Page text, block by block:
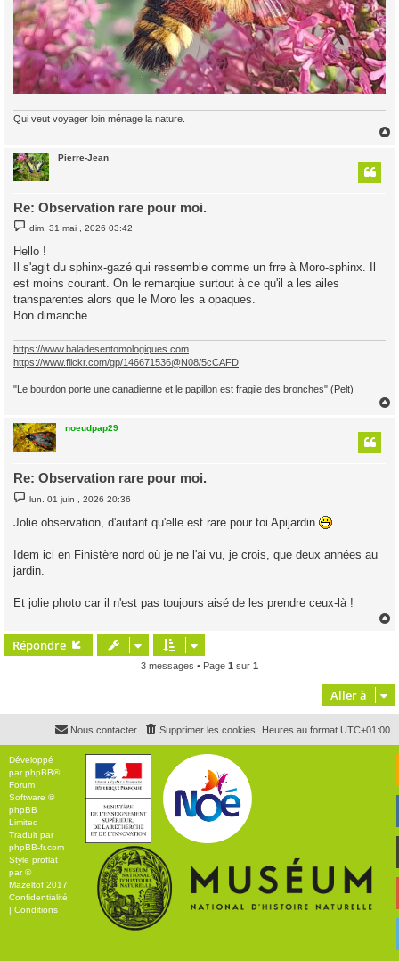
Qui veut voyager loin ménage la nature.
Pierre-Jean
Re: Observation rare pour moi.
M
s
s
a
g
e
dim. 31 mai , 2026 03:42
Hello !
Il s'agit du sphinx-gazé qui ressemble comme un frre à Moro-sphinx. Il
est moins courant. On le remarqiue surtout à ce qu'il a les ailes
transparentes alors que le Moro les a opaques.
Bon dimanche.
https://www.baladesentomologiques.com
https://www.flickr.com/gp/146671536@N08/5cCAFD
"Le bourdon porte une canadienne et le papillon est fragile des bronches" (Pelt)
noeudpap29
Re: Observation rare pour moi.
M
e
s
s
e
lun. 01 juin , 2026 20:36
Jolie observation, d'autant qu'elle est rare pour toi Apijardin
Idem ici en Finistère nord où je ne l'ai vu, je crois, que deux années au
jardin.
Et jolie photo car il n'est pas toujours aisé de les prendre ceux-là !
Répondre
3 messages • Page 1 sur 1
Aller à
Heures au format UTC+01:00
Supprimer les cookies
Nous contacter
Développé
parphpBB®
Forum
Software ©
phpBB
Limited
Traduit par
phpBB-fr.com
Style proflat
par ©
Mazeltof 2017
Confidentialité
| Conditions